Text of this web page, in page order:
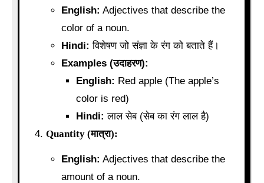
English: Adjectives that describe the
color of a noun.
Hindi: विशेषण जो संज्ञा के रंग को बताते हैं।
Examples (उदाहरण):
English: Red apple (The apple’s
color is red)
Hindi: लाल सेब (सेब का रंग लाल है)
Quantity (मात्रा):
English: Adjectives that describe the
amount of a noun.